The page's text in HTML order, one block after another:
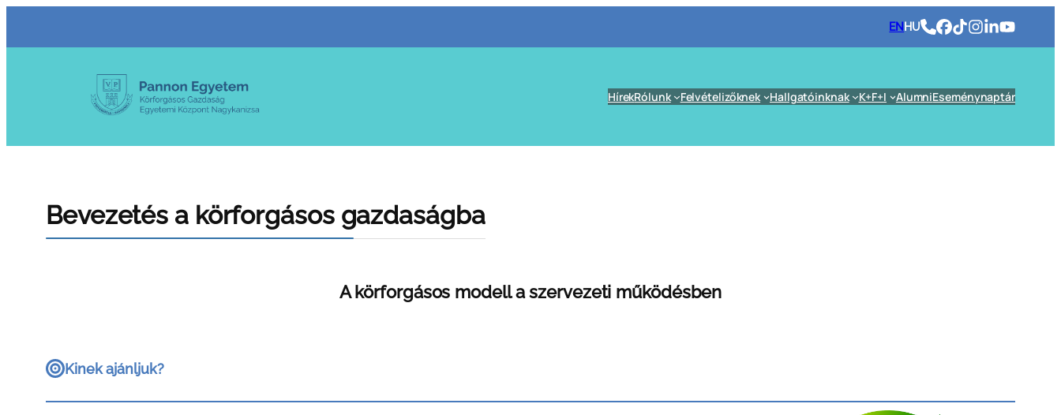
ENHU
HírekRólunk Felvételizőknek Hallgatóinknak K+F+I AlumniEseménynaptár
Bevezetés a körforgásos gazdaságba
A körforgásos modell a szervezeti működésben
Kinek ajánljuk?